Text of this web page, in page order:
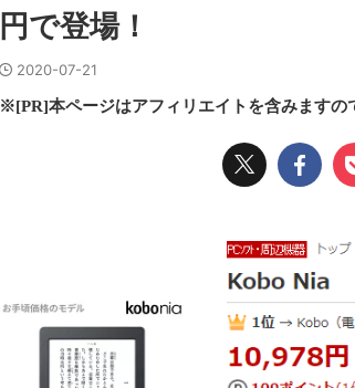
円で登場！
2020-07-21
※[PR]本ページはアフィリエイトを含みますの